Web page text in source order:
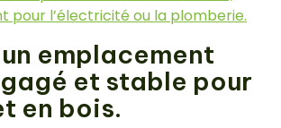
pour l’électricité ou la plomberie.
emplacement
et stable pour
en bois.